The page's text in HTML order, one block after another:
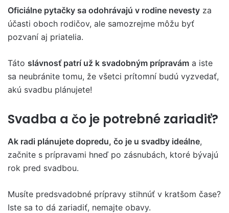
Oficiálne pytačky sa odohrávajú v rodine nevesty za
účasti oboch rodičov, ale samozrejme môžu byť
pozvaní aj priatelia.
Táto slávnosť patrí už k svadobným prípravám a iste
sa neubránite tomu, že všetci prítomní budú vyzvedať,
akú svadbu plánujete!
Svadba a čo je potrebné zariadiť?
Ak radi plánujete dopredu, čo je u svadby ideálne,
začnite s prípravami hneď po zásnubách, ktoré bývajú
rok pred svadbou.
Musíte predsvadobné prípravy stihnúť v kratšom čase?
Iste sa to dá zariadiť, nemajte obavy.